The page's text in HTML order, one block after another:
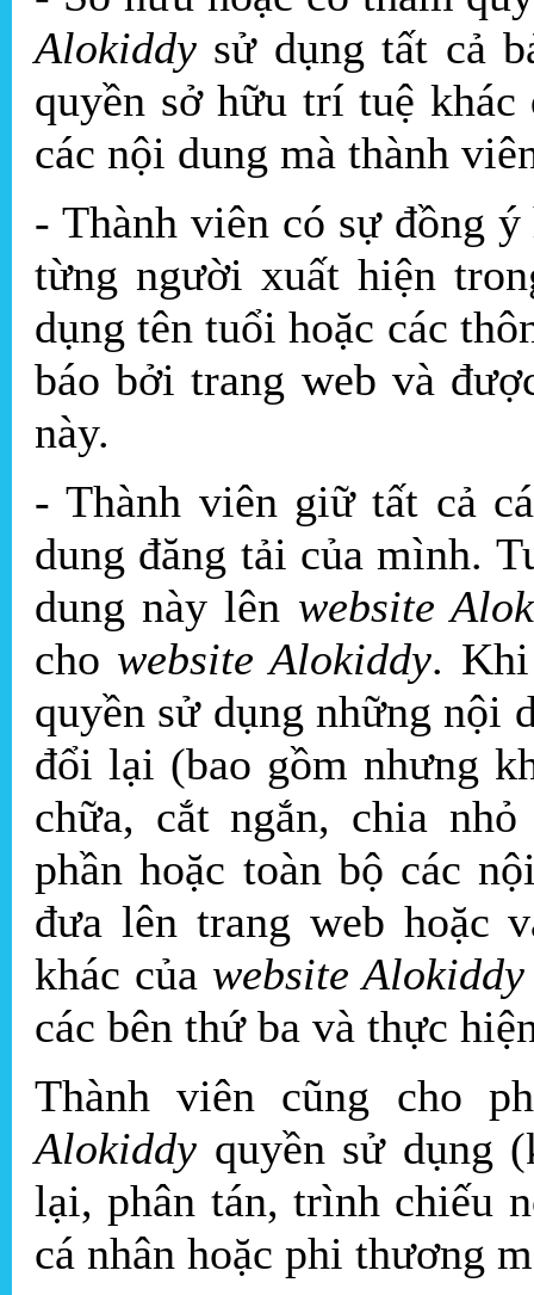
Alokiddy sử dụng tất cả
quyền sở hữu trí tuệ
các nội dung mà thành
- Thành viên có sự đồng ý
từng người xuất hiện
dụng tên tuổi hoặc các
báo bởi trang web và
này.
- Thành viên giữ tất cả
dung đăng tải của mình.
dung này lên website
cho website Alokiddy.
quyền sử dụng những nội
đổi lại (bao gồm nhưng
chữa, cắt ngắn, chia
phần hoặc toàn bộ các
đưa lên trang web hoặc
khác của website Alokiddy
các bên thứ ba và thực
Thành viên cũng cho
Alokiddy quyền sử dụng
lại, phân tán, trình chiếu
cá nhân hoặc phi thương